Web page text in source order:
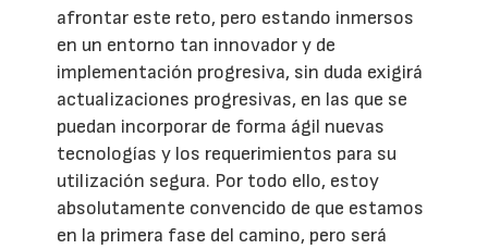
afrontar este reto, pero estando inmersos
en un entorno tan innovador y de
implementación progresiva, sin duda exigirá
actualizaciones progresivas, en las que se
puedan incorporar de forma ágil nuevas
tecnologías y los requerimientos para su
utilización segura. Por todo ello, estoy
absolutamente convencido de que estamos
en la primera fase del camino, pero será